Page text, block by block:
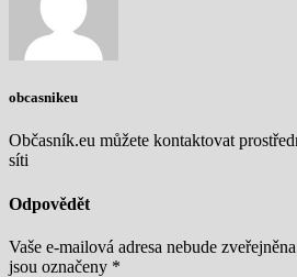
obcasnikeu
Občasník.eu můžete kontaktovat
síti
Odpovědět
Vaše e-mailová adresa nebude
jsou označeny *